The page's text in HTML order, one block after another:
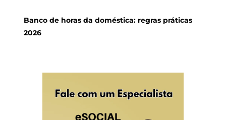
Banco de horas da doméstica: regras práticas
2026